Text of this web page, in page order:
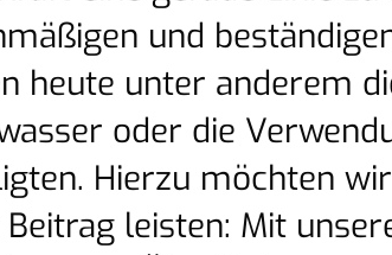
und
heute unter anderem
oder die
Hierzu möchten
Beitrag leisten: Mit